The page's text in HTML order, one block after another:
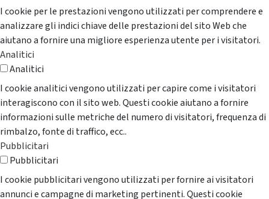
I cookie per le prestazioni vengono utilizzati per comprendere e
analizzare gli indici chiave delle prestazioni del sito Web che
aiutano a fornire una migliore esperienza utente per i visitatori.
Analitici
Analitici
I cookie analitici vengono utilizzati per capire come i visitatori
interagiscono con il sito web. Questi cookie aiutano a fornire
informazioni sulle metriche del numero di visitatori, frequenza di
rimbalzo, fonte di traffico, ecc..
Pubblicitari
Pubblicitari
I cookie pubblicitari vengono utilizzati per fornire ai visitatori
annunci e campagne di marketing pertinenti. Questi cookie